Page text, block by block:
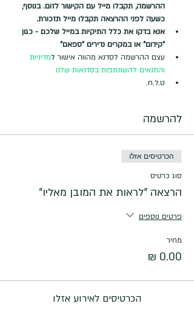
ההרשמה, תקבלו מייל עם הקישור לזום. בנוסף,
כשעה לפני ההרצאה תקבלו מייל תזכורת.
אנא בדקו את כלל התיקיות במייל שלכם - כגון
"קידום" או במקרים נדירים "ספאם"
עצם ההרשמה לסדנא מהווה אישור למדיניות
והתנאים להשתתפות בסדנאות שלנו
ט.ל.ח.
להרשמה
הכרטיסים אזלו
סוג כרטיס
הרצאה "לראות את המובן מאליו"
פרטים נוספים
מחיר
הכרטיסים לאירוע אזלו